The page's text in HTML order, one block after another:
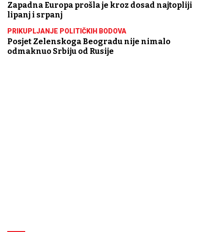
Zapadna Europa prošla je kroz dosad najtopliji
lipanj i srpanj
PRIKUPLJANJE POLITIČKIH BODOVA
Posjet Zelenskoga Beogradu nije nimalo
odmaknuo Srbiju od Rusije